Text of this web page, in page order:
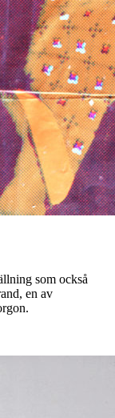
som också
en av